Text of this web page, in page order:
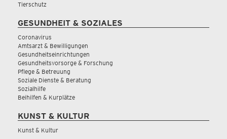
Tierschutz
GESUNDHEIT & SOZIALES
Coronavirus
Amtsarzt & Bewilligungen
Gesundheitseinrichtungen
Gesundheitsvorsorge & Forschung
Pflege & Betreuung
Soziale Dienste & Beratung
Sozialhilfe
Beihilfen & Kurplätze
KUNST & KULTUR
Kunst & Kultur